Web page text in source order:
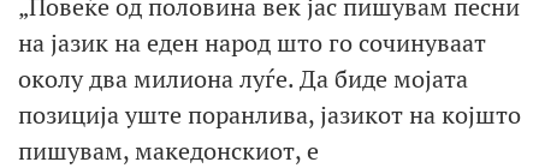
на јазик на еден народ што го сочинуваат
околу два милиона луѓе. Да биде мојата
позиција уште поранлива, јазикот на којшто
пишувам, македонскиот, е